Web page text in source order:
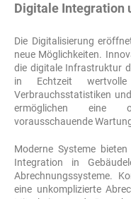
Digitale Integration
Die Digitalisierung
neue Möglichkeiten.
die digitale Infrastruktur
in Echtzeit wertvolle
Verbrauchsstatistiken
ermöglichen eine
vorausschauende
Moderne Systeme
Integration in
Abrechnungssysteme.
eine unkomplizierte